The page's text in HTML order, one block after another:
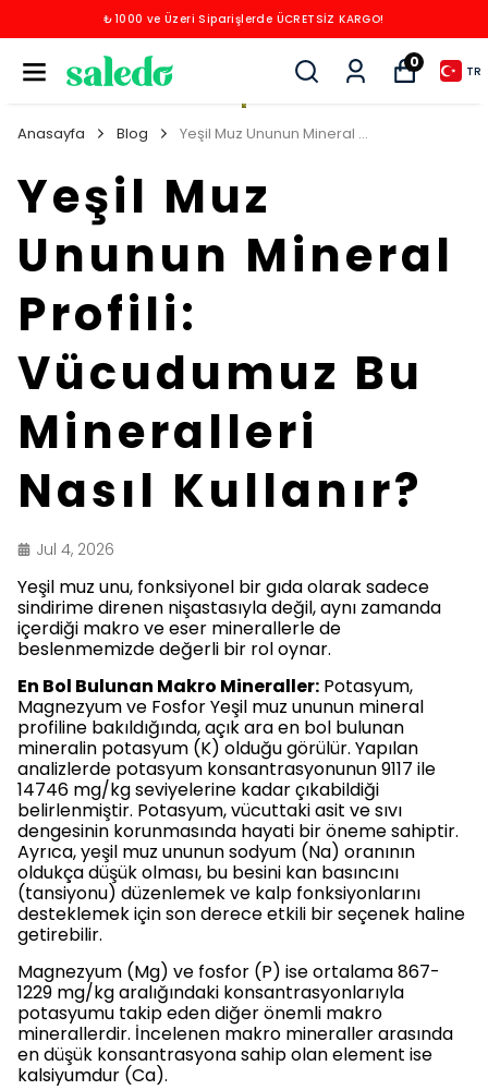
₺1000 ve Üzeri Siparişlerde ÜCRETSİZ KARGO!
0
TR
Anasayfa Blog Yeşil Muz Ununun Mineral Profili: Vücudumuz Bu Mineralleri Nasıl Kullanır?
Yeşil Muz
Ununun Mineral
Profili:
Vücudumuz Bu
Mineralleri
Nasıl Kullanır?
Jul 4, 2026
Yeşil muz unu, fonksiyonel bir gıda olarak sadece
sindirime direnen nişastasıyla değil, aynı zamanda
içerdiği makro ve eser minerallerle de
beslenmemizde değerli bir rol oynar.
En Bol Bulunan Makro Mineraller: Potasyum,
Magnezyum ve Fosfor Yeşil muz ununun mineral
profiline bakıldığında, açık ara en bol bulunan
mineralin potasyum (K) olduğu görülür. Yapılan
analizlerde potasyum konsantrasyonunun 9117 ile
14746 mg/kg seviyelerine kadar çıkabildiği
belirlenmiştir. Potasyum, vücuttaki asit ve sıvı
dengesinin korunmasında hayati bir öneme sahiptir.
Ayrıca, yeşil muz ununun sodyum (Na) oranının
oldukça düşük olması, bu besini kan basıncını
(tansiyonu) düzenlemek ve kalp fonksiyonlarını
desteklemek için son derece etkili bir seçenek haline
getirebilir.
Magnezyum (Mg) ve fosfor (P) ise ortalama 867-
1229 mg/kg aralığındaki konsantrasyonlarıyla
potasyumu takip eden diğer önemli makro
minerallerdir. İncelenen makro mineraller arasında
en düşük konsantrasyona sahip olan element ise
kalsiyumdur (Ca).